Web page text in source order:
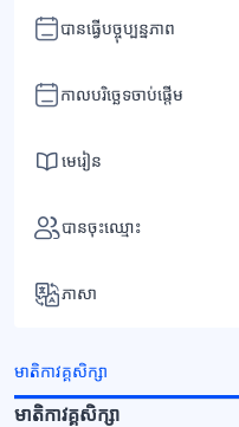
បានធ្វើបច្ចុប្បន្នភាព
កាលបរិច្ឆេទចាប់ផ្តើម
មេរៀន
បានចុះឈ្មោះ
ភាសា
មាតិកាវគ្គសិក្សា
មាតិកាវគ្គសិក្សា